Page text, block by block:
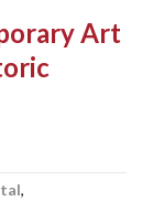
Art
,